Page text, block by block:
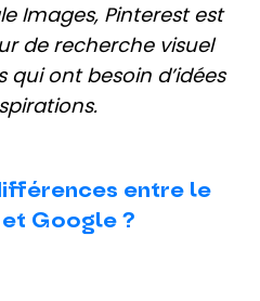
Images, Pinterest est
de recherche visuel
ont besoin d’idées
entre le
Google ?